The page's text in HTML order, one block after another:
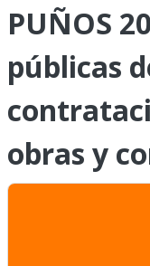
PUÑOS
públicas
obras y